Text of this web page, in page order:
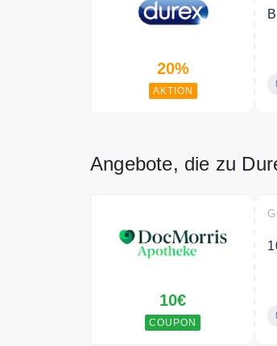
20%
AKTION
Angebote, die zu
10€
COUPON